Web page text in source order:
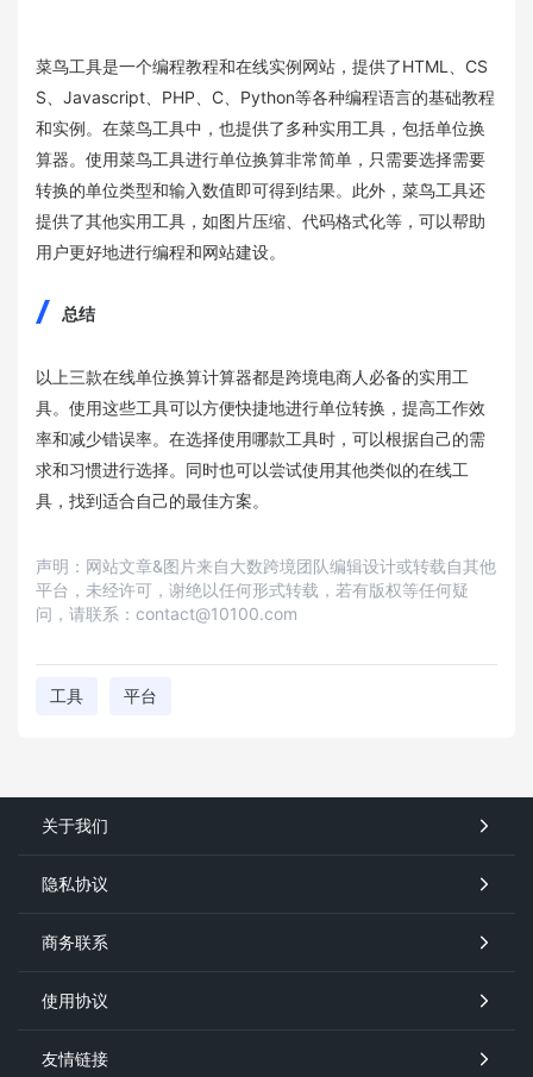
菜鸟工具是一个编程教程和在线实例网站，提供了HTML、CS
S、Javascript、PHP、C、Python等各种编程语言的基础教程
和实例。在菜鸟工具中，也提供了多种实用工具，包括单位换
算器。使用菜鸟工具进行单位换算非常简单，只需要选择需要
转换的单位类型和输入数值即可得到结果。此外，菜鸟工具还
提供了其他实用工具，如图片压缩、代码格式化等，可以帮助
用户更好地进行编程和网站建设。
总结
以上三款在线单位换算计算器都是跨境电商人必备的实用工
具。使用这些工具可以方便快捷地进行单位转换，提高工作效
率和减少错误率。在选择使用哪款工具时，可以根据自己的需
求和习惯进行选择。同时也可以尝试使用其他类似的在线工
具，找到适合自己的最佳方案。
声明：网站文章&图片来自大数跨境团队编辑设计或转载自其他
平台，未经许可，谢绝以任何形式转载，若有版权等任何疑
问，请联系：contact@10100.com
工具 平台
关于我们
隐私协议
商务联系
使用协议
友情链接